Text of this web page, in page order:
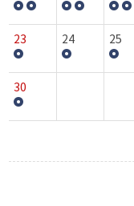
23 24 25
30